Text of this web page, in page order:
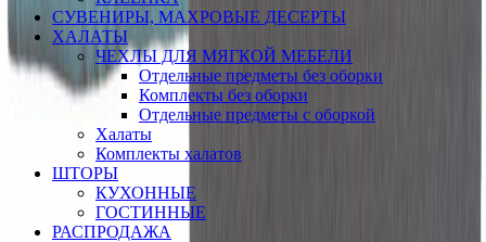
СУВЕНИРЫ, МАХРОВЫЕ ДЕСЕРТЫ
ХАЛАТЫ
ЧЕХЛЫ ДЛЯ МЯГКОЙ МЕБЕЛИ
Отдельные предметы без оборки
Комплекты без оборки
Отдельные предметы с оборкой
Халаты
Комплекты халатов
ШТОРЫ
КУХОННЫЕ
ГОСТИННЫЕ
РАСПРОДАЖА